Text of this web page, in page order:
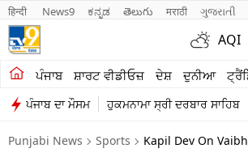
हिन्दी News9 ಕನ್ನಡ తెలుగు मराठी ગુજરાતી
AQI
ਪੰਜਾਬ ਸ਼ਾਰਟ ਵੀਡੀਓਜ਼ ਦੇਸ਼ ਦੁਨੀਆ
ਪੰਜਾਬ ਦਾ ਮੌਸਮ ਹੁਕਮਨਾਮਾ ਸ੍ਰੀ ਦਰਬਾਰ ਸਾਹਿਬ
ਖੇਤੀਬਾੜੀ
ਸ਼ਾਰਟ ਵੀਡੀਓਜ਼
ਕਾਰੋਬਾਰ
Punjabi News Sports Kapil Dev On